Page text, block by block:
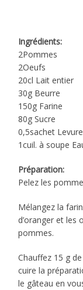
Ingrédients:
2Pommes
2Oeufs
20cl Lait entier
30g Beurre
150g Farine
80g Sucre
0,5sachet
1cuil. à soupe
Préparation:
Pelez les
Mélangez la
d’oranger et les
pommes.
Chauffez 15 g
cuire la
le gâteau en